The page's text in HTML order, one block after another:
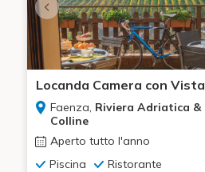
Locanda Camera con Vista
Faenza, Riviera Adriatica &
Colline
Aperto tutto l'anno
Piscina
Ristorante